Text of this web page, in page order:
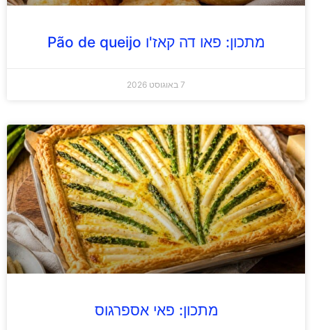
מתכון: פאו דה קאז'ו Pão de queijo
7 באוגוסט 2026
מתכון: פאי אספרגוס